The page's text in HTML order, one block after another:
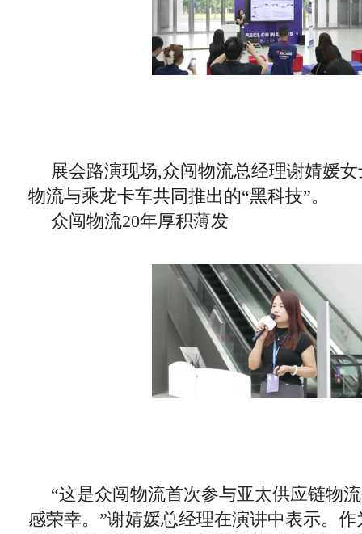
展会路演现场,众闯物流总经理谢婧媛
物流与乘龙卡车共同推出的“黑科技”。
众闯物流20年厚积薄发
“这是众闯物流首次参与亚太供应链物
感荣幸。”谢婧媛总经理在演讲中表示。